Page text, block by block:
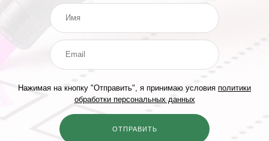
Нажимая на кнопку "Отправить", я принимаю условия политики
обработки персональных данных